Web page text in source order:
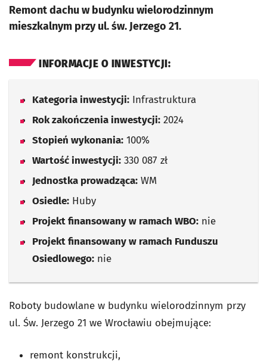
Remont dachu w budynku wielorodzinnym
mieszkalnym przy ul. św. Jerzego 21.
INFORMACJE O INWESTYCJI:
Kategoria inwestycji: Infrastruktura
Rok zakończenia inwestycji: 2024
Stopień wykonania: 100%
Wartość inwestycji: 330 087 zł
Jednostka prowadząca: WM
Osiedle: Huby
Projekt finansowany w ramach WBO: nie
Projekt finansowany w ramach Funduszu
Osiedlowego: nie
Roboty budowlane w budynku wielorodzinnym przy
ul. Św. Jerzego 21 we Wrocławiu obejmujące:
remont konstrukcji,